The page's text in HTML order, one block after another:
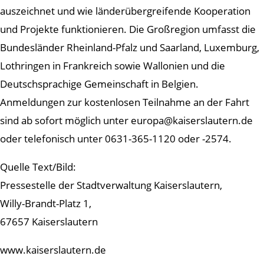
auszeichnet und wie länderübergreifende Kooperation
und Projekte funktionieren. Die Großregion umfasst die
Bundesländer Rheinland-Pfalz und Saarland, Luxemburg,
Lothringen in Frankreich sowie Wallonien und die
Deutschsprachige Gemeinschaft in Belgien.
Anmeldungen zur kostenlosen Teilnahme an der Fahrt
sind ab sofort möglich unter europa@kaiserslautern.de
oder telefonisch unter 0631-365-1120 oder -2574.
Quelle Text/Bild:
Pressestelle der Stadtverwaltung Kaiserslautern,
Willy-Brandt-Platz 1,
67657 Kaiserslautern
www.kaiserslautern.de